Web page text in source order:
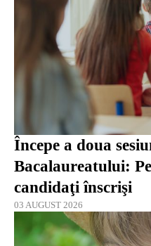
Începe a doua
Bacalaureatului:
candidaţi înscrişi
03 AUGUST 2026